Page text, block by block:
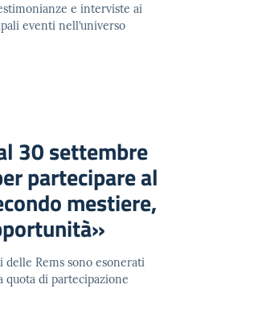
e interviste ai
eventi nell’universo
30 settembre
partecipare al
mestiere,
Rems sono esonerati
quota di partecipazione